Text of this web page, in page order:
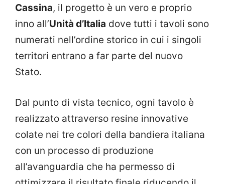
Cassina, il progetto è un vero e proprio
inno all’Unità d’Italia dove tutti i tavoli sono
numerati nell’ordine storico in cui i singoli
territori entrano a far parte del nuovo
Stato.
Dal punto di vista tecnico, ogni tavolo è
realizzato attraverso resine innovative
colate nei tre colori della bandiera italiana
con un processo di produzione
all’avanguardia che ha permesso di